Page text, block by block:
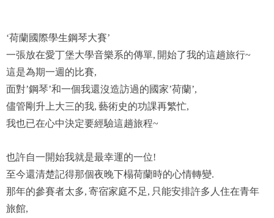
‘荷蘭國際學生鋼琴大賽’
一張放在愛丁堡大學音樂系的傳單, 開始了我的這趟旅行~
這是為期一週的比賽,
面對’鋼琴’和一個我還沒造訪過的國家’荷蘭’,
儘管剛升上大三的我, 藝術史的功課再繁忙,
我也已在心中決定要經驗這趟旅程~
也許自一開始我就是最幸運的一位!
至今還清楚記得那個夜晚下榻荷蘭時的心情轉變.
那年的參賽者太多, 寄宿家庭不足, 只能安排許多人住在青年
旅館,